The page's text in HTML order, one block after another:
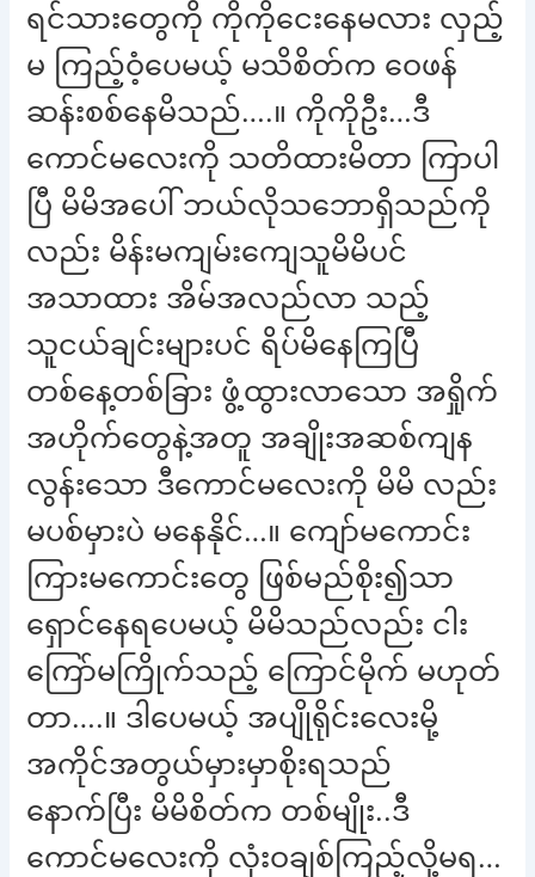
ရင်သားတွေကို ကိုကိုငေးနေမလား လှည့်
မ ကြည့်ဝံ့ပေမယ့် မသိစိတ်က ဝေဖန်
ဆန်းစစ်နေမိသည်….။ ကိုကိုဦး…ဒီ
ကောင်မလေးကို သတိထားမိတာ ကြာပါ
ပြီ မိမိအပေါ် ဘယ်လိုသဘောရှိသည်ကို
လည်း မိန်းမကျမ်းကျေသူမိမိပင်
အသာထား အိမ်အလည်လာ သည့်
သူငယ်ချင်းများပင် ရိပ်မိနေကြပြီ
တစ်နေ့တစ်ခြား ဖွံ့ထွားလာသော အရှိုက်
အဟိုက်တွေနဲ့အတူ အချိုးအဆစ်ကျန
လွန်းသော ဒီကောင်မလေးကို မိမိ လည်း
မပစ်မှားပဲ မနေနိုင်…။ ကျော်မကောင်း
ကြားမကောင်းတွေ ဖြစ်မည်စိုး၍သာ
ရှောင်နေရပေမယ့် မိမိသည်လည်း ငါး
ကြော်မကြိုက်သည့် ကြောင်မိုက် မဟုတ်
တာ….။ ဒါပေမယ့် အပျိုရိုင်းလေးမို့
အကိုင်အတွယ်မှားမှာစိုးရသည်
နောက်ပြီး မိမိစိတ်က တစ်မျိုး..ဒီ
ကောင်မလေးကို လုံးဝချစ်ကြည့်လို့မရ…